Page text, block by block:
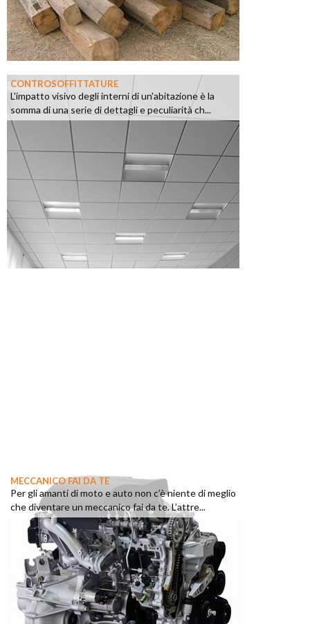
CONTROSOFFITTATURE
L'impatto visivo degli interni di un'abitazione è la
somma di una serie di dettagli e peculiarità ch...
MECCANICO FAI DA TE
Per gli amanti di moto e auto non c’è niente di meglio
che diventare un meccanico fai da te. L’attre...